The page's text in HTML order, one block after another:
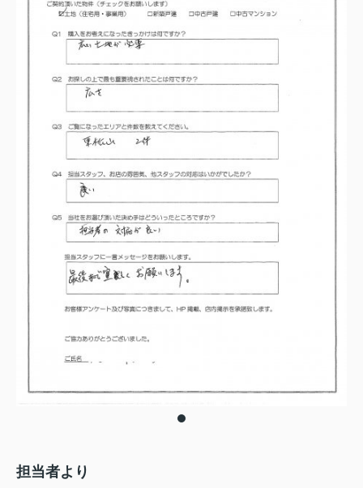
担当者より